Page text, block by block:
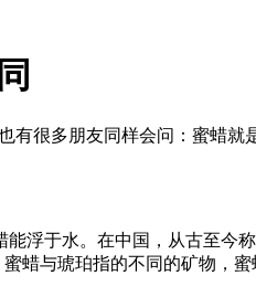
有很多朋友同样会问：蜜蜡
浮于水。在中国，从古至今
蜡与琥珀指的不同的矿物，